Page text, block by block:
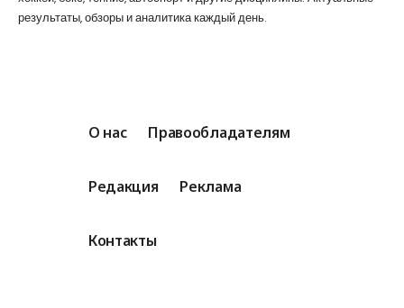
результаты, обзоры и аналитика каждый день.
О нас Правообладателям
Редакция Реклама
Контакты